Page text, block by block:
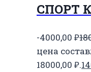
СПОРТ
-4000,00 ₽
цена
18000,00 ₽.